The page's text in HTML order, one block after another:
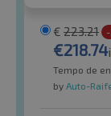
€ 223.21
€218.74
Tempo de
by Auto-